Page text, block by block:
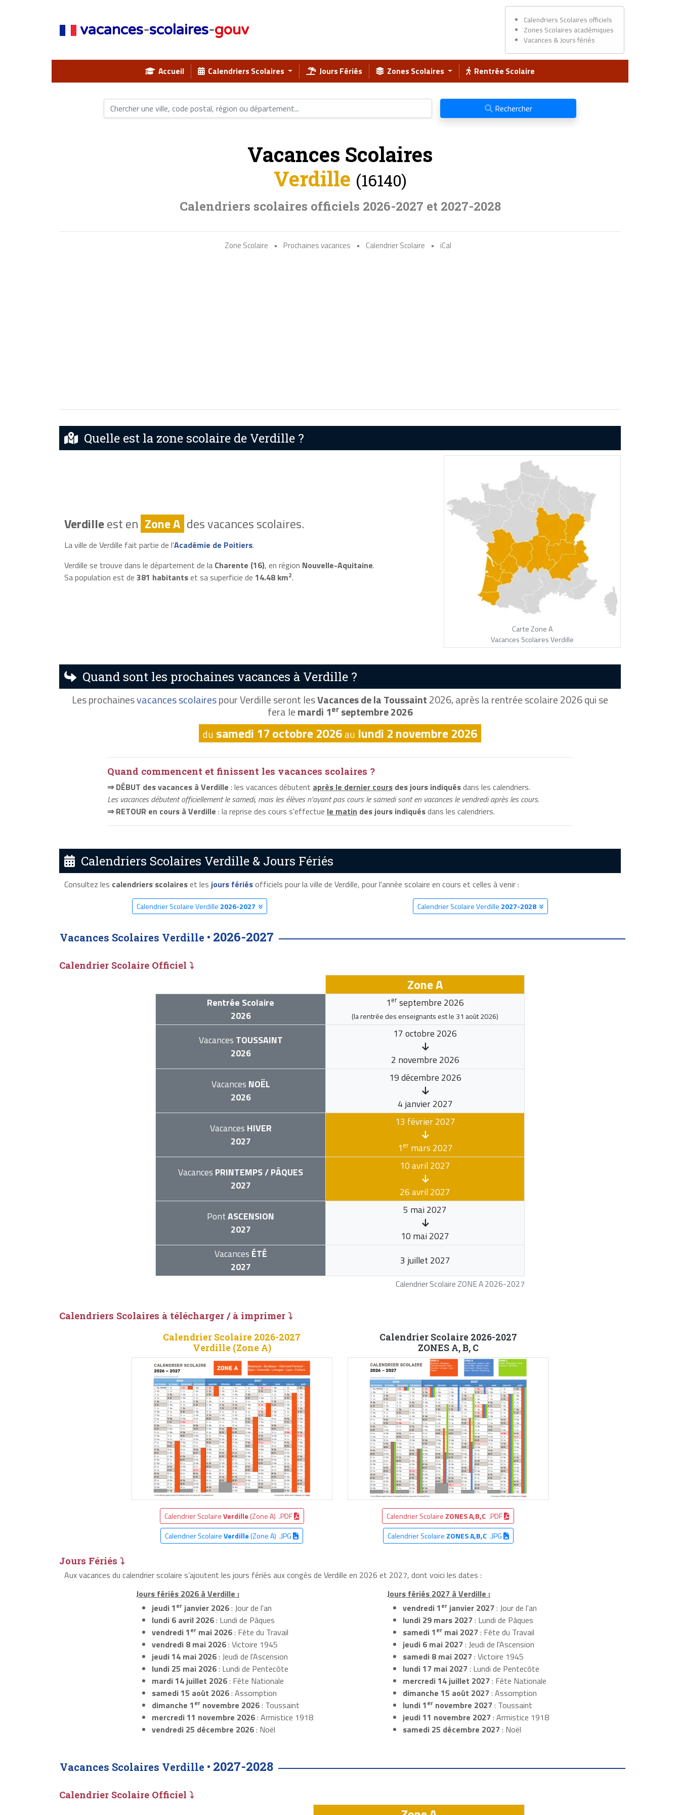
vacances-scolaires-gouv
Calendriers Scolaires officiels
Zones Scolaires académiques
Vacances & Jours fériés
Accueil Calendriers Scolaires Jours Fériés Zones Scolaires Rentrée Scolaire
Rechercher
Vacances Scolaires
Verdille (16140)
Calendriers scolaires officiels 2026-2027 et 2027-2028
Zone Scolaire • Prochaines vacances • Calendrier Scolaire • iCal
Quelle est la zone scolaire de Verdille ?
Verdilleest en Zone A des vacances scolaires.
La ville de Verdille fait partie de l'Académie de Poitiers.
Verdille se trouve dans le département de la Charente (16), en région Nouvelle-Aquitaine.
Sa population est de 381 habitantset sa superficie de 14.48 km2.
Carte Zone A
Vacances Scolaires Verdille
Quand sont les prochaines vacances à Verdille ?
Les prochainesvacances scolairespour Verdille seront lesVacances de la Toussaint2026, après la rentrée scolaire 2026 qui se
fera lemardi 1erseptembre 2026
du samedi 17 octobre 2026au lundi 2 novembre 2026
Quand commencent et finissent les vacances scolaires ?
⇒ DÉBUT des vacances à Verdille : les vacances débutent après le dernier cours des jours indiquésdans les calendriers.
Les vacances débutent officiellement le samedi, mais les élèves n'ayant pas cours le samedi sont en vacances le vendredi après les cours.
⇒ RETOUR en cours à Verdille : la reprise des cours s'effectue le matin des jours indiquésdans les calendriers.
Calendriers Scolaires Verdille & Jours Fériés
Consultez les calendriers scolaireset les jours fériésofficiels pour la ville de Verdille, pour l'année scolaire en cours et celles à venir :
Calendrier Scolaire Verdille 2026-2027 Calendrier Scolaire Verdille 2027-2028
Vacances Scolaires Verdille • 2026-2027
Calendrier Scolaire Officiel ⤵
Calendrier Scolaire ZONE A 2026-2027
Zone A
Rentrée Scolaire
2026
1 er septembre 2026
(la rentrée des enseignants est le 31 août 2026)
Vacances TOUSSAINT
2026
17 octobre 2026
2 novembre 2026
Vacances NOËL
2026
19 décembre 2026
4 janvier 2027
Vacances HIVER
2027
13 février 2027
1ermars 2027
Vacances PRINTEMPS / PÂQUES
2027
10 avril 2027
26 avril 2027
PontASCENSION
2027
5 mai 2027
10 mai 2027
Vacances ÉTÉ
2027
3 juillet 2027
Calendriers Scolaires à télécharger / à imprimer ⤵
Calendrier Scolaire 2026-2027
Verdille (Zone A)
Calendrier ScolaireVerdille (Zone A) .PDF
Calendrier ScolaireVerdille(Zone A) .JPG
Calendrier Scolaire 2026-2027
ZONES A, B, C
Calendrier Scolaire ZONES A,B,C .PDF
Calendrier Scolaire ZONES A,B,C.JPG
Jours Fériés ⤵
Aux vacances du calendrier scolaire s’ajoutent les jours fériés aux congés de Verdille en 2026 et 2027, dont voici les dates :
Jours fériés 2026 à Verdille :
jeudi 1erjanvier 2026: Jour de l'an
lundi 6 avril 2026: Lundi de Pâques
vendredi 1ermai 2026: Fête du Travail
vendredi 8 mai 2026: Victoire 1945
jeudi 14 mai 2026: Jeudi de l'Ascension
lundi 25 mai 2026: Lundi de Pentecôte
mardi 14 juillet 2026: Fête Nationale
samedi 15 août 2026: Assomption
dimanche 1ernovembre 2026: Toussaint
mercredi 11 novembre 2026: Armistice 1918
vendredi 25 décembre 2026: Noël
Jours fériés 2027 à Verdille :
vendredi 1erjanvier 2027: Jour de l'an
lundi 29 mars 2027: Lundi de Pâques
samedi 1ermai 2027: Fête du Travail
jeudi 6 mai 2027: Jeudi de l'Ascension
samedi 8 mai 2027: Victoire 1945
lundi 17 mai 2027: Lundi de Pentecôte
mercredi 14 juillet 2027: Fête Nationale
dimanche 15 août 2027: Assomption
lundi 1ernovembre 2027: Toussaint
jeudi 11 novembre 2027: Armistice 1918
samedi 25 décembre 2027: Noël
Vacances Scolaires Verdille • 2027-2028
Calendrier Scolaire Officiel ⤵